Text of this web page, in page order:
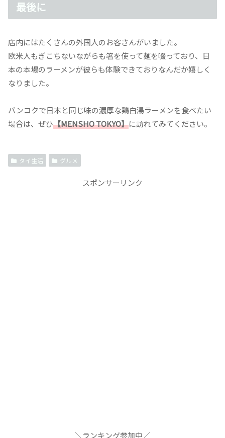
最後に
店内にはたくさんの外国人のお客さんがいました。
欧米人もぎこちないながらも箸を使って麺を啜っており、日
本の本場のラーメンが彼らも体験できておりなんだか嬉しく
なりました。
バンコクで日本と同じ味の濃厚な鶏白湯ラーメンを食べたい
場合は、ぜひ【MENSHO TOKYO】に訪れてみてください。
タイ生活 グルメ
スポンサーリンク
＼ランキング参加中／